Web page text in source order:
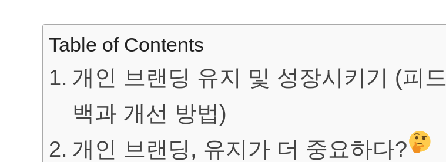
Table of Contents
개인 브랜딩 유지 및 성장시키기 (피드
백과 개선 방법)
개인 브랜딩, 유지가 더 중요하다?